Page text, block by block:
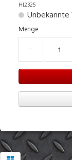
HJ2325
Unbekannte
Menge
−